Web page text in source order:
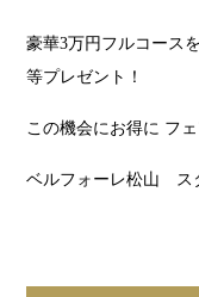
豪華3万円フルコース
等プレゼント！
この機会にお得に フ
ベルフォーレ松山 ス